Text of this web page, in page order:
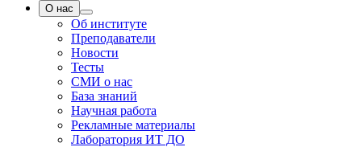
О нас
Об институте
Преподаватели
Новости
Тесты
СМИ о нас
База знаний
Научная работа
Рекламные материалы
Лаборатория ИТ ДО